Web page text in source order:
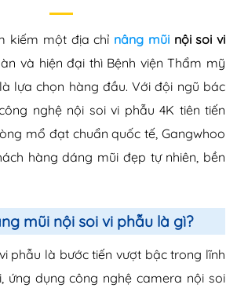
kiếm một địa chỉ nâng mũinội soi vi
và hiện đại thì Bệnh viện Thẩm mỹ
lựa chọn hàng đầu. Với đội ngũ bác
nghệ nội soi vi phẫu 4K tiên tiến
mổ đạt chuẩn quốc tế, Gangwhoo
hàng dáng mũi đẹp tự nhiên, bền
mũi nội soi vi phẫu là gì?
phẫu là bước tiến vượt bậc trong lĩnh
ứng dụng công nghệ camera nội soi